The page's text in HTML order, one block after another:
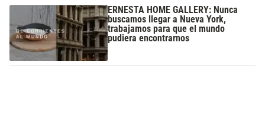
ERNESTA HOME GALLERY: Nunca
buscamos llegar a Nueva York,
trabajamos para que el mundo
pudiera encontrarnos